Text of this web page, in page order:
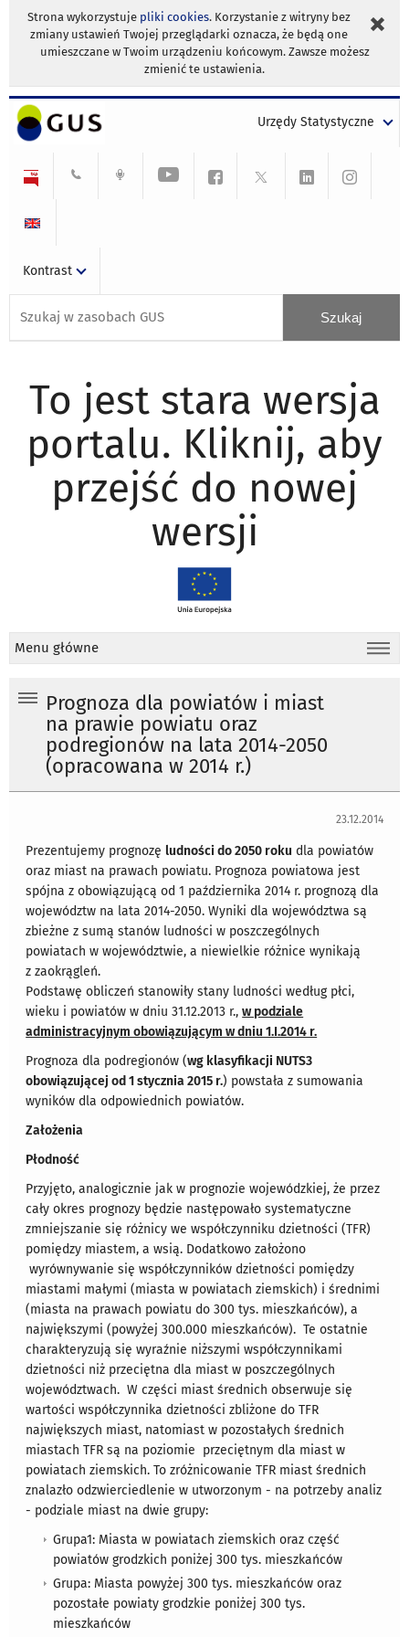
Strona wykorzystuje pliki cookies. Korzystanie z witryny bez
zmiany ustawień Twojej przeglądarki oznacza, że będą one
umieszczane w Twoim urządzeniu końcowym. Zawsze możesz
zmienić te ustawienia.
Urzędy Statystyczne
Kontrast
To jest stara wersja
portalu. Kliknij, aby
przejść do nowej
wersji
Menu główne
Prognoza dla powiatów i miast
na prawie powiatu oraz
podregionów na lata 2014-2050
(opracowana w 2014 r.)
23.12.2014
Prezentujemy prognozę ludności do 2050 roku dla powiatów
oraz miast na prawach powiatu. Prognoza powiatowa jest
spójna z obowiązującą od 1 października 2014 r. prognozą dla
województw na lata 2014-2050. Wyniki dla województwa są
zbieżne z sumą stanów ludności w poszczególnych
powiatach w województwie, a niewielkie różnice wynikają
z zaokrągleń.
Podstawę obliczeń stanowiły stany ludności według płci,
wieku i powiatów w dniu 31.12.2013 r.,w podziale
administracyjnym obowiązującym w dniu 1.I.2014 r.
Prognoza dla podregionów (wg klasyfikacji NUTS3
obowiązującej od 1 stycznia 2015 r.) powstała z sumowania
wyników dla odpowiednich powiatów.
Założenia
Płodność
Przyjęto, analogicznie jak w prognozie wojewódzkiej, że przez
cały okres prognozy będzie następowało systematyczne
zmniejszanie się różnicy we współczynniku dzietności (TFR)
pomiędzy miastem, a wsią. Dodatkowo założono
wyrównywanie się współczynników dzietności pomiędzy
miastami małymi (miasta w powiatach ziemskich) i średnimi
(miasta na prawach powiatu do 300 tys. mieszkańców), a
największymi (powyżej 300.000 mieszkańców). Te ostatnie
charakteryzują się wyraźnie niższymi współczynnikami
dzietności niż przeciętna dla miast w poszczególnych
województwach. W części miast średnich obserwuje się
wartości współczynnika dzietności zbliżone do TFR
największych miast, natomiast w pozostałych średnich
miastach TFR są na poziomie przeciętnym dla miast w
powiatach ziemskich. To zróżnicowanie TFR miast średnich
znalazło odzwierciedlenie w utworzonym - na potrzeby analiz
- podziale miast na dwie grupy:
Grupa1: Miasta w powiatach ziemskich oraz część
powiatów grodzkich poniżej 300 tys. mieszkańców
Grupa: Miasta powyżej 300 tys. mieszkańców oraz
pozostałe powiaty grodzkie poniżej 300 tys.
mieszkańców